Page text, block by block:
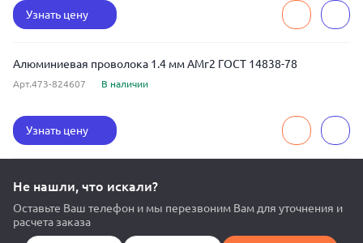
Узнать цену
Алюминиевая проволока 1.4 мм АМг2 ГОСТ 14838-78
Арт.473-824607 В наличии
Узнать цену
Не нашли, что искали?
Оставьте Ваш телефон и мы перезвоним Вам для уточнения и
расчета заказа